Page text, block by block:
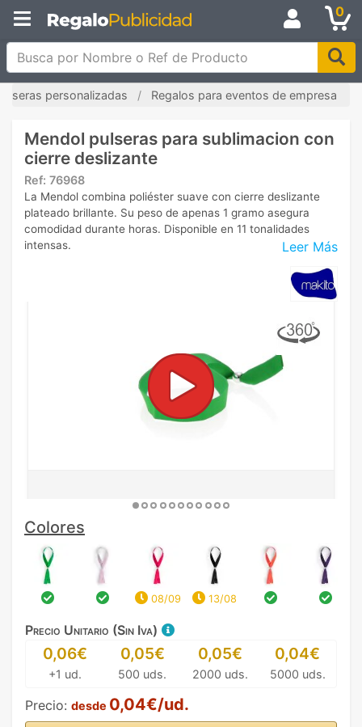
0
Busca por Nombre o Ref de Producto
personalizadas Regalos para eventos de empresa
Mendol pulseras para sublimacion con
cierre deslizante
Ref: 76968
Leer Más
La Mendol combina poliéster suave con cierre deslizante
plateado brillante. Su peso de apenas 1 gramo asegura
comodidad durante horas. Disponible en 11 tonalidades
intensas.
Colores
08/09 13/08
Precio Unitario (Sin Iva)
0,06€
+1 ud.
0,05€
500 uds.
0,05€
2000 uds.
0,04€
5000 uds.
Precio: desde 0,04€/ud.